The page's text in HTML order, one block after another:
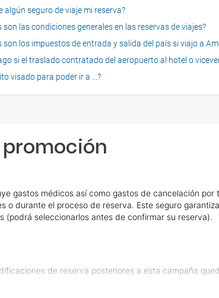
algún seguro de viaje mi reserva?
son las condiciones generales en las reservas de viajes?
son los impuestos de entrada y salida del país si viajo a
si el traslado contratado del aeropuerto al hotel o
visado para poder ir a ...?
gastos médicos así como gastos de cancelación
durante el proceso de reserva. Este seguro
(podrá seleccionarlos antes de confirmar su reserva).
de reserva posteriores a esta campaña